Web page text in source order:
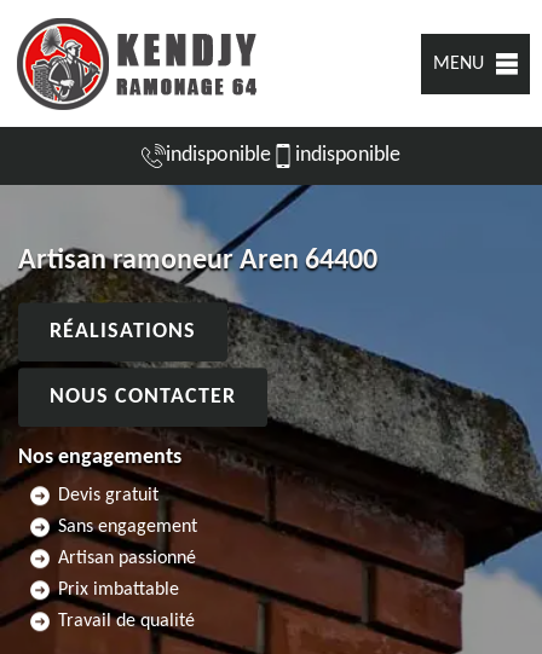
MENU
indisponible indisponible
Artisan ramoneur Aren 64400
RÉALISATIONS
NOUS CONTACTER
Nos engagements
Devis gratuit
Sans engagement
Artisan passionné
Prix imbattable
Travail de qualité